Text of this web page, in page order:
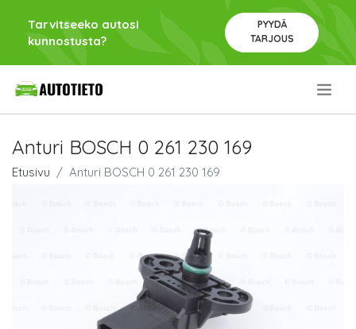
Tarvitseeko autosi
kunnostusta?
PYYDÄ
TARJOUS
Anturi BOSCH 0 261 230 169
Etusivu Anturi BOSCH 0 261 230 169